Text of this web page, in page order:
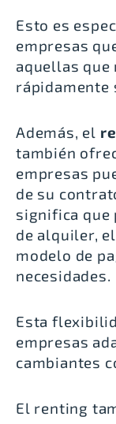
Esto es
empresas
aquellas que
rápidamente
Además, el
también
empresas
de su
significa que
de alquiler,
modelo de
necesidades.
Esta
empresas
cambiantes
El renting